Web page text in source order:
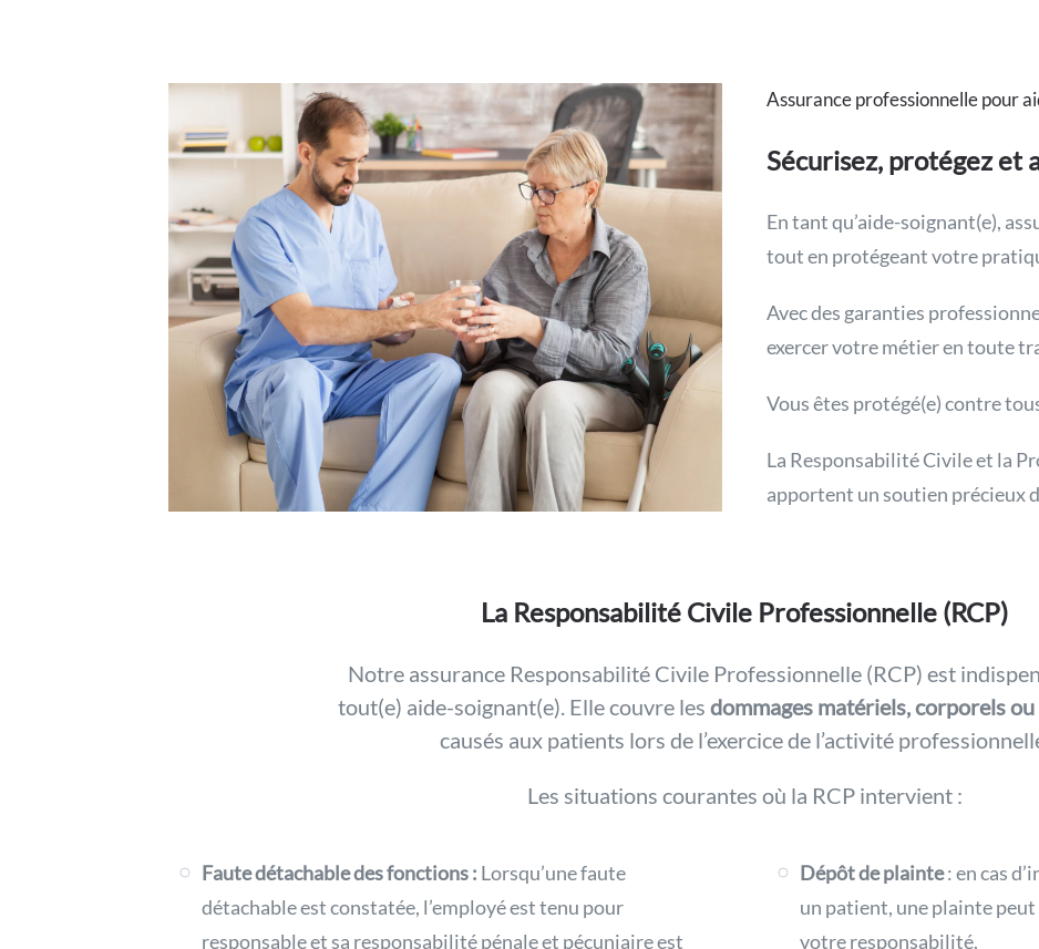
Assurance professionnelle pour
Sécurisez, protégez et
En tant qu’aide-soignant(e),
tout en protégeant votre
Avec des garanties
exercer votre métier en toute
Vous êtes protégé(e) contre
La Responsabilité Civile et la
apportent un soutien précieux
La Responsabilité Civile Professionnelle (RCP)
Notre assurance Responsabilité Civile Professionnelle (RCP) est
tout(e) aide-soignant(e). Elle couvre les dommages matériels, corporels
causés aux patients lors de l’exercice de l’activité
Les situations courantes où la RCP intervient :
Faute détachable des fonctions : Lorsqu’une faute
détachable est constatée, l’employé est tenu pour
responsable et sa responsabilité pénale et pécuniaire est
Dépôt de plainte: en cas
un patient, une plainte
votre responsabilité.